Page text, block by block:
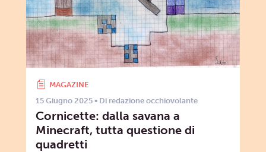
MAGAZINE
15 Giugno 2025 • Di redazione occhiovolante
Cornicette: dalla savana a
Minecraft, tutta questione di
quadretti